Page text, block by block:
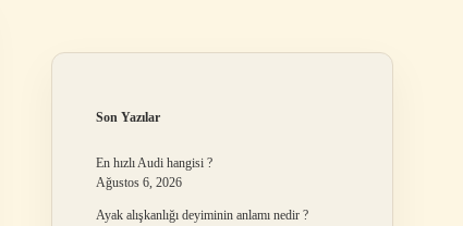
Son Yazılar
En hızlı Audi hangisi ?
Ağustos 6, 2026
Ayak alışkanlığı deyiminin anlamı nedir ?